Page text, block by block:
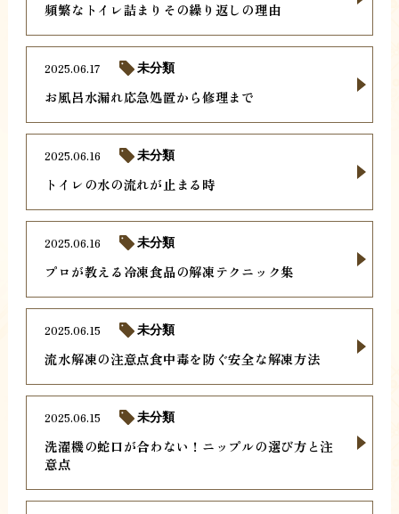
頻繁なトイレ詰まりその繰り返しの理由
お風呂水漏れ応急処置から修理まで
2025.06.17 未分類
トイレの水の流れが止まる時
2025.06.16 未分類
プロが教える冷凍食品の解凍テクニック集
2025.06.16 未分類
流水解凍の注意点食中毒を防ぐ安全な解凍方法
2025.06.15 未分類
洗濯機の蛇口が合わない！ニップルの選び方と注
意点
2025.06.15 未分類